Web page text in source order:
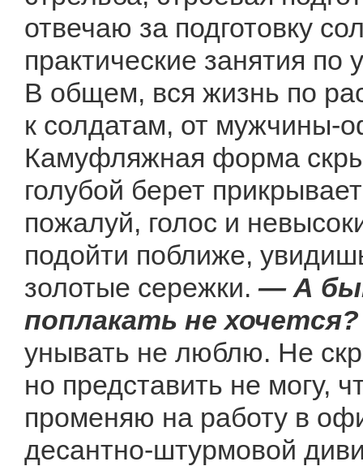
отвечаю за подготовку
практические занятия
В общем, вся жизнь по
к солдатам, от мужчины-
Камуфляжная форма
голубой берет
пожалуй, голос и
подойти поближе,
золотые сережки.— А
поплакать не хочется?
унывать не люблю. Не
но представить не могу,
променяю на работу в
десантно-штурмовой